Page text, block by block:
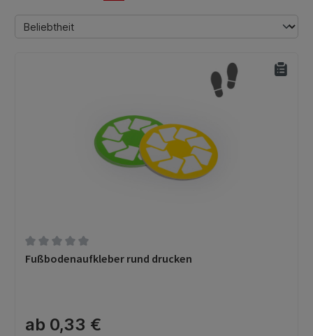
Durchschnittliche Bewertung von 0 von 5 Sternen
Fußbodenaufkleber rund drucken
ab 0,33 €